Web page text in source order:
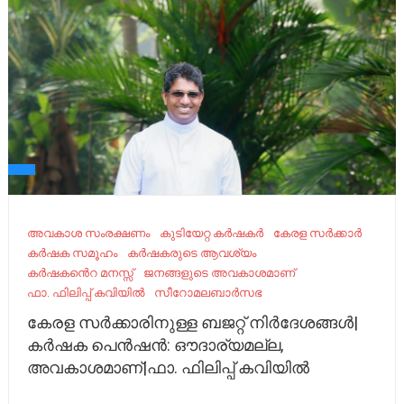
അവകാശ സംരക്ഷണം കുടിയേറ്റ കർഷകർ
കേരള സർക്കാർ
കർഷക സമൂഹം
കർഷകരുടെ ആവശ്യം
കർഷകൻെറ മനസ്സ്
ജനങ്ങളുടെ അവകാശമാണ്
ഫാ. ഫിലിപ്പ് കവിയിൽ
സീറോമലബാർസഭ
കേരള സർക്കാരിനുള്ള ബജറ്റ് നിർദേശങ്ങൾ|
കർഷക പെൻഷൻ: ഔദാര്യമല്ല,
അവകാശമാണ്|ഫാ. ഫിലിപ്പ് കവിയിൽ